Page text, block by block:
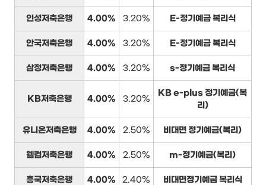
인성저축은행 4.00% 3.20% E-정기예금 복리식
안국저축은행 4.00% 3.20% E-정기예금 복리식
삼정저축은행 4.00% 3.20% s-정기예금 복리식
KB저축은행 4.00% 3.20%
KB e-plus 정기예금(복
리)
유니온저축은행 4.00% 2.50% 비대면 정기예금(복리)
웰컴저축은행 4.00% 2.50% m-정기예금(복리)
흥국저축은행 4.00% 2.40% 비대면정기예금 복리식